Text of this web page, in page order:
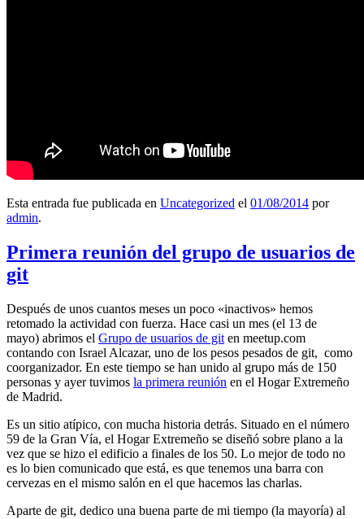
Esta entrada fue publicada en Uncategorized el 01/08/2014 por
admin.
Primera reunión del grupo de usuarios de
git
Después de unos cuantos meses un poco «inactivos» hemos
retomado la actividad con fuerza. Hace casi un mes (el 13 de
mayo) abrimos el Grupo de usuarios de git en meetup.com
contando con Israel Alcazar, uno de los pesos pesados de git, como
coorganizador. En este tiempo se han unido al grupo más de 150
personas y ayer tuvimos la primera reunión en el Hogar Extremeño
de Madrid.
Es un sitio atípico, con mucha historia detrás. Situado en el número
59 de la Gran Vía, el Hogar Extremeño se diseñó sobre plano a la
vez que se hizo el edificio a finales de los 50. Lo mejor de todo no
es lo bien comunicado que está, es que tenemos una barra con
cervezas en el mismo salón en el que hacemos las charlas.
Aparte de git, dedico una buena parte de mi tiempo (la mayoría) al